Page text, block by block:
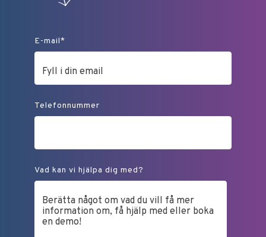
E-mail*
Telefonnummer
Vad kan vi hjälpa dig med?